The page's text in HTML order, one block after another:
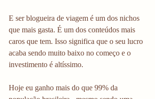
E ser blogueira de viagem é um dos nichos
que mais gasta. É um dos conteúdos mais
caros que tem. Isso significa que o seu lucro
acaba sendo muito baixo no começo e o
investimento é altíssimo.
Hoje eu ganho mais do que 99% da